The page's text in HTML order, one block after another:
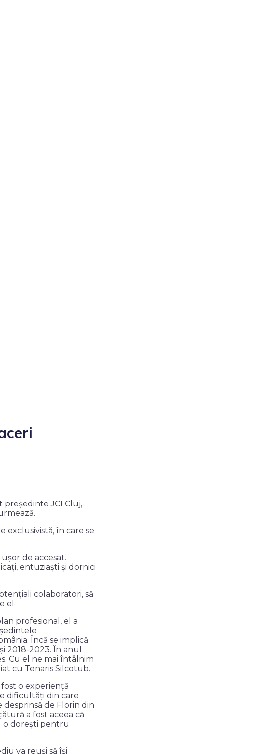
președinte JCI Cluj,
exclusivistă, în care se
de accesat.
entuziaști și dornici
colaboratori, să
el.
profesional, el a
Încă se implică
2018-2023. În anul
Cu el ne mai întâlnim
cu Tenaris Silcotub.
o experiență
dificultăți din care
de Florin din
a fost aceea că
o dorești pentru
va reuși să își